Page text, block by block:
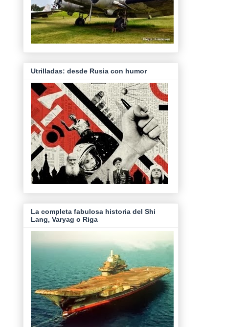
Utrilladas: desde Rusia con humor
La completa fabulosa historia del Shi
Lang, Varyag o Riga